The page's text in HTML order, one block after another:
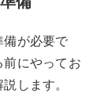
が必要で
にやってお
します。